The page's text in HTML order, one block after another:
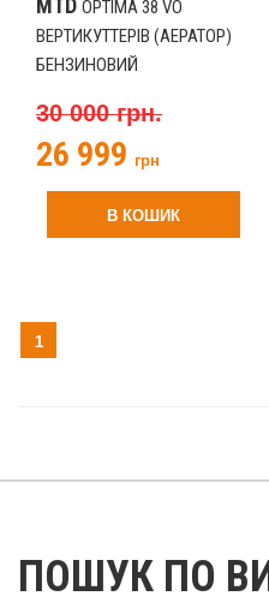
MTD OPTIMA 38 VO
ВЕРТИКУТТЕРІВ (АЕРАТОР)
БЕНЗИНОВИЙ
30 000 грн.
26 999 грн
В КОШИК
1
ПОШУК ПО